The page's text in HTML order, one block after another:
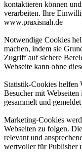
kontaktieren können
verarbeiten. Ihre
www.praxisnah.de
Notwendige Cookies
machen, indem sie
Zugriff auf sichere
Webseite kann ohne
Statistik-Cookies helfen
Besucher mit
gesammelt und
Marketing-Cookies
Webseiten zu folgen.
relevant und
wertvoller für Publisher